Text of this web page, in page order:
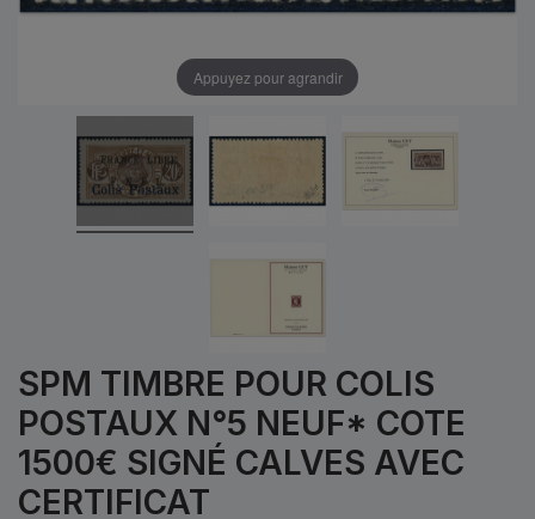
Appuyez pour agrandir
SPM TIMBRE POUR COLIS
POSTAUX N°5 NEUF* COTE
1500€ SIGNÉ CALVES AVEC
CERTIFICAT